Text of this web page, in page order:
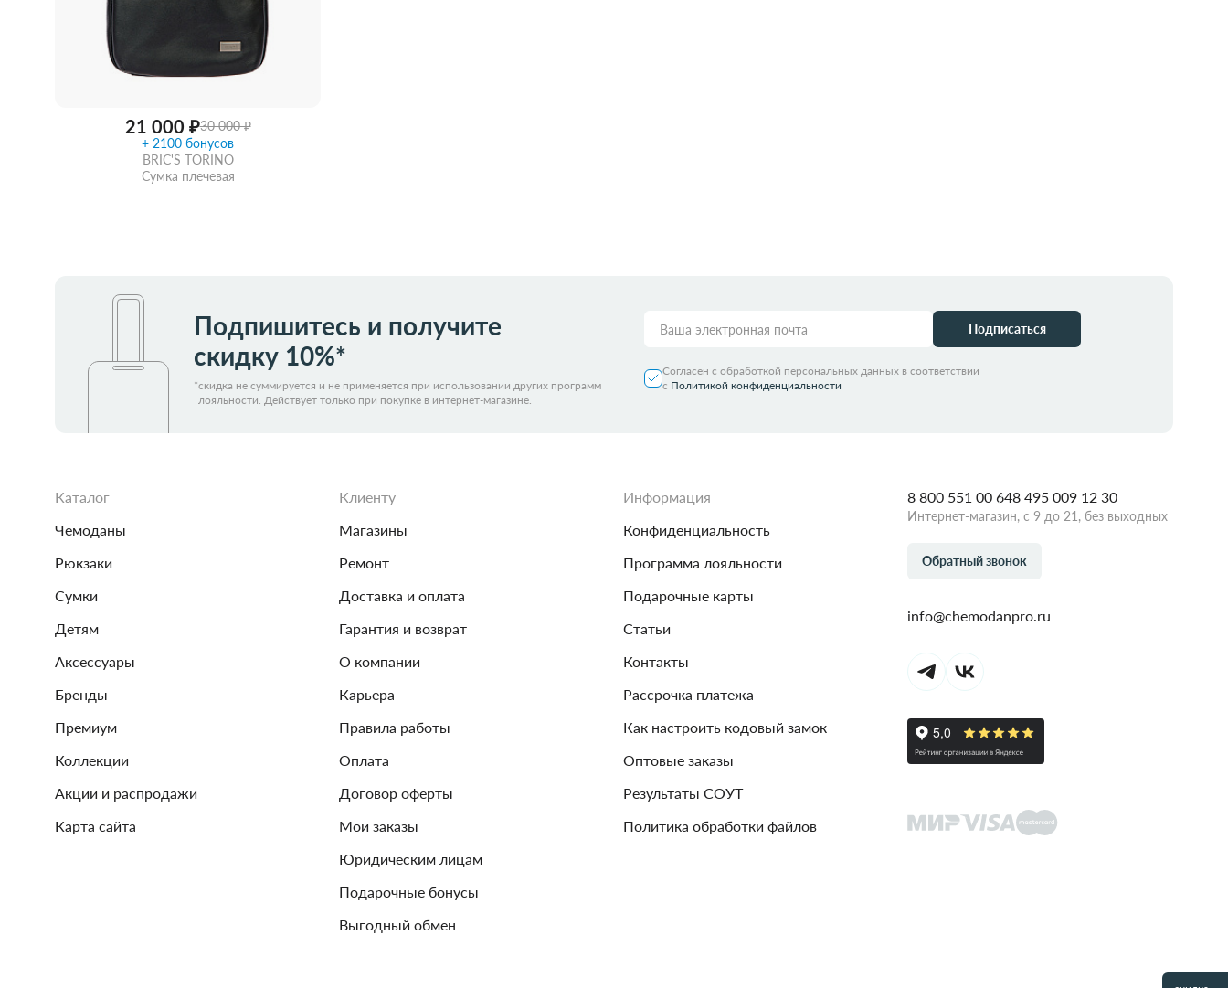
21 000 ₽30 000 ₽
+ 2100 бонусов
BRIC'S TORINO
Сумка плечевая
Подпишитесь и получите
скидку 10%*
*скидка не суммируется и не применяется при использовании других программ
лояльности. Действует только при покупке в интернет-магазине.
Подписаться
Согласен с обработкой персональных данных в соответствии
с Политикой конфиденциальности
Каталог
Чемоданы
Рюкзаки
Сумки
Детям
Аксессуары
Бренды
Премиум
Коллекции
Акции и распродажи
Карта сайта
Клиенту
Магазины
Ремонт
Доставка и оплата
Гарантия и возврат
О компании
Карьера
Правила работы
Оплата
Договор оферты
Мои заказы
Юридическим лицам
Подарочные бонусы
Выгодный обмен
Информация
Конфиденциальность
Программа лояльности
Подарочные карты
Статьи
Контакты
Рассрочка платежа
Как настроить кодовый замок
Оптовые заказы
Результаты СОУТ
Политика обработки файлов
8 800 551 00 648 495 009 12 30
Интернет-магазин, с 9 до 21, без выходных
Обратный звонок
info@chemodanpro.ru